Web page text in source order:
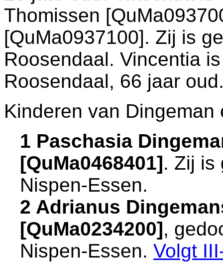
Thomissen
[QuMa0937100]. Zij is
Roosendaal. Vincentia
Roosendaal, 66 jaar
Kinderen van Dingeman
1 Paschasia
[QuMa0468401]. Zij is
Nispen-Essen.
2 Adrianus
[QuMa0234200],
Nispen-Essen. Volgt